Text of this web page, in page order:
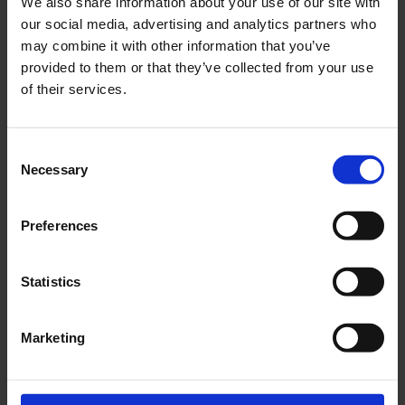
our social media, advertising and analytics partners who
may combine it with other information that you’ve
provided to them or that they’ve collected from your use
of their services.
Necessary
Preferences
Statistics
Marketing
5
2-5 vardagar
5
2-5 vardagar